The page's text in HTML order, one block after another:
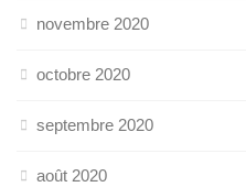
novembre 2020
octobre 2020
septembre 2020
août 2020